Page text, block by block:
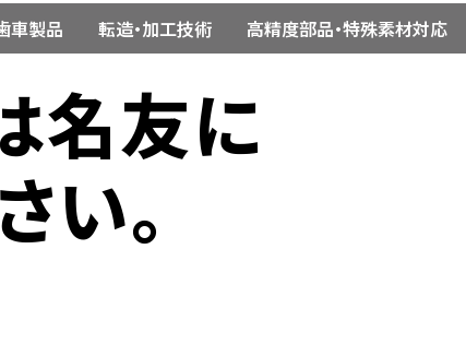
車製品 転造・加工技術
高精度部品・特殊素材対応
名友に
い。